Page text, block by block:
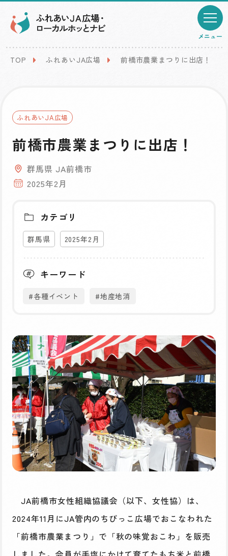
メニュー
TOP ふれあいJA広場 前橋市農業まつりに出店！
ふれあいJA広場
前橋市農業まつりに出店！
群馬県 JA前橋市
2025年2月
カテゴリ
群馬県 2025年2月
キーワード
#各種イベント #地産地消
JA前橋市女性組織協議会（以下、女性協）は、
2024年11月にJA管内のちびっこ広場でおこなわれた
「前橋市農業まつり」で「秋の味覚おこわ」を販売